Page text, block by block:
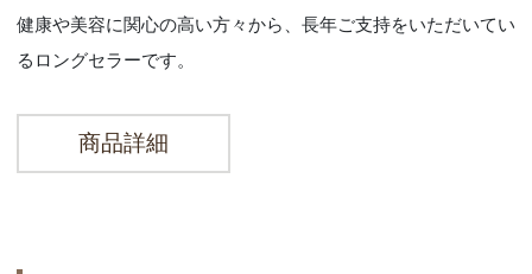
健康や美容に関心の高い方々から、長年ご支持をいただいてい
るロングセラーです。
商品詳細